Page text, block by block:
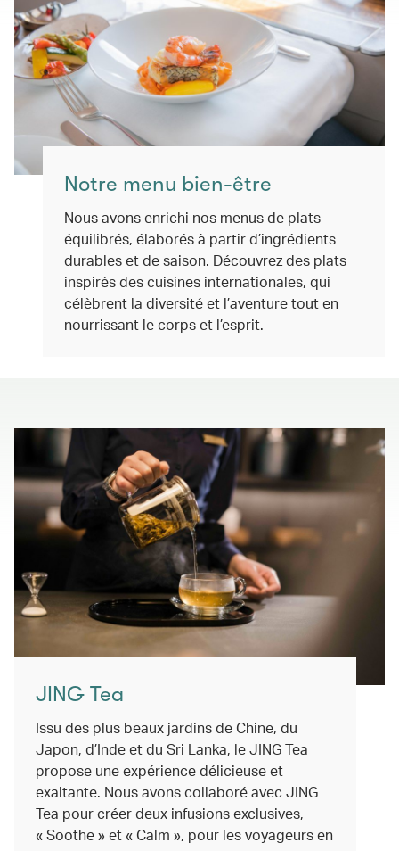
Notre menu bien-être
Nous avons enrichi nos menus de plats
équilibrés, élaborés à partir d’ingrédients
durables et de saison. Découvrez des plats
inspirés des cuisines internationales, qui
célèbrent la diversité et l’aventure tout en
nourrissant le corps et l’esprit.
JING Tea
Issu des plus beaux jardins de Chine, du
Japon, d’Inde et du Sri Lanka, le JING Tea
propose une expérience délicieuse et
exaltante. Nous avons collaboré avec JING
Tea pour créer deux infusions exclusives,
« Soothe » et « Calm », pour les voyageurs en